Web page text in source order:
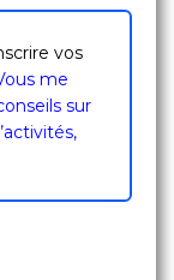
vos
me
sur